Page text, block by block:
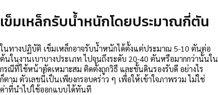
เข็มเหล็กรับน้ำหนักโดยประมาณกี่ตัน
ในทางปฏิบัติ เข็มเหล็กอาจรับน้ำหนักได้ตั้งแต่ประมาณ 5-10 ตันต่อ
ต้นในงานเบาบางประเภท ไปจนถึงระดับ 20-40 ตันหรือมากกว่านั้นใน
กรณีที่ใช้หน้าตัดเหมาะสม ติดตั้งถูกวิธี และชั้นดินรองรับดี อย่างไร
ก็ตาม ตัวเลขนี้เป็นเพียงกรอบคร่าว ๆ เพื่อให้เข้าใจภาพรวม ไม่ใช่
ค่าที่นำไปใช้ออกแบบได้ทันที